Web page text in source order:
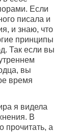
Если
писала и
и знаю, что
принципы
Так если вы
вы
время
я видела
В
прочитать, а